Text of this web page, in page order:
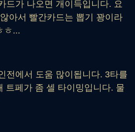
드가 나오면 개이득입니다. 요
아서 빨간카드는 뽑기 꽝이라
ㅎ...
전에서 도움 많이됩니다. 3타를
트페가 좀 셀 타이밍입니다. 물